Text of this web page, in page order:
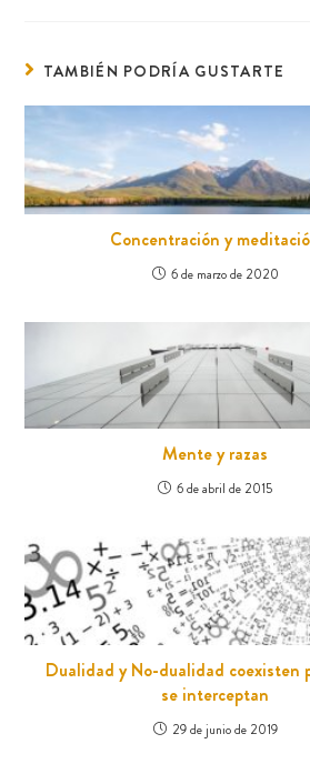
TAMBIÉN PODRÍA GUSTARTE
Concentración y
6 de marzo de 2020
Mente y razas
6 de abril de 2015
Dualidad y No-dualidad coexisten
se interceptan
29 de junio de 2019